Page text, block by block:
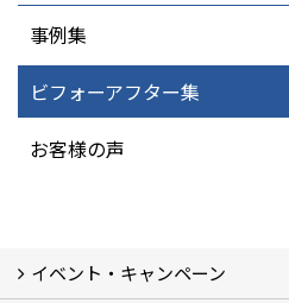
事例集
ビフォーアフター集
お客様の声
イベント・キャンペーン